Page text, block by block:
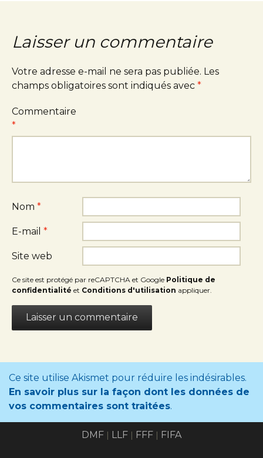
Laisser un commentaire
Votre adresse e-mail ne sera pas publiée. Les
champs obligatoires sont indiqués avec *
Commentaire
*
Nom *
E-mail *
Site web
Ce site est protégé par reCAPTCHA et Google Politique de
confidentialité et Conditions d'utilisation appliquer.
Ce site utilise Akismet pour réduire les indésirables.
En savoir plus sur la façon dont les données de
vos commentaires sont traitées.
DMF | LLF | FFF | FIFA